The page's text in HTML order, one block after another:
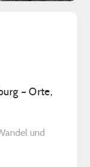
– Orte,
und